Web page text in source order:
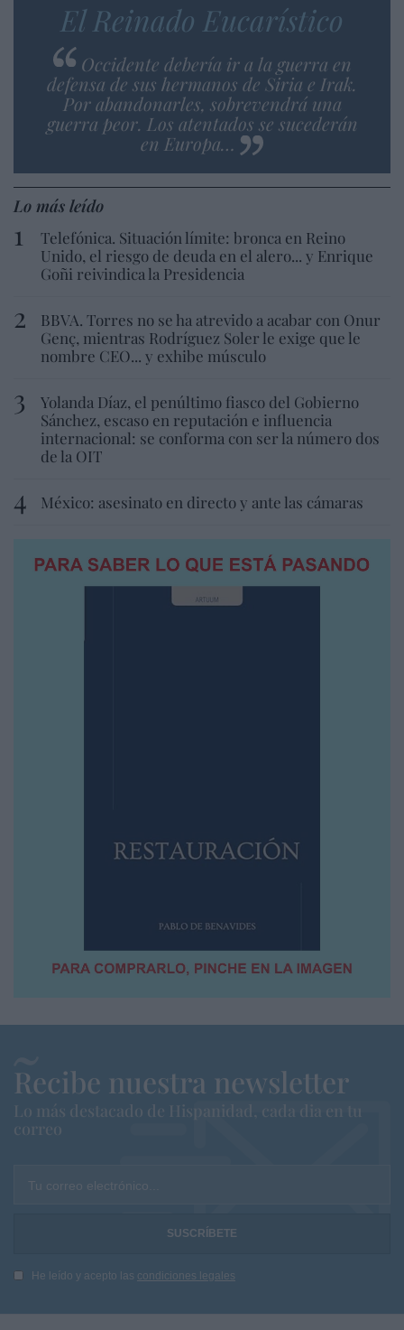
El Reinado Eucarístico
Occidente debería ir a la guerra en
defensa de sus hermanos de Siria e Irak.
Por abandonarles, sobrevendrá una
guerra peor. Los atentados se sucederán
en Europa…
Lo más leído
Telefónica. Situación límite: bronca en Reino
Unido, el riesgo de deuda en el alero... y Enrique
Goñi reivindica la Presidencia
BBVA. Torres no se ha atrevido a acabar con Onur
Genç, mientras Rodríguez Soler le exige que le
nombre CEO... y exhibe músculo
Yolanda Díaz, el penúltimo fiasco del Gobierno
Sánchez, escaso en reputación e influencia
internacional: se conforma con ser la número dos
de la OIT
México: asesinato en directo y ante las cámaras
Recibe nuestra newsletter
Lo más destacado de Hispanidad, cada dia en tu
correo
Tu correo electrónico...
He leído y acepto las condiciones legales